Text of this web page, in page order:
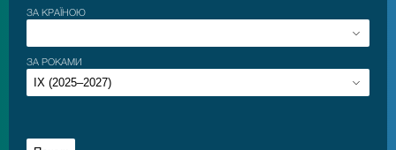
ЗА КРАЇНОЮ
ЗА РОКАМИ